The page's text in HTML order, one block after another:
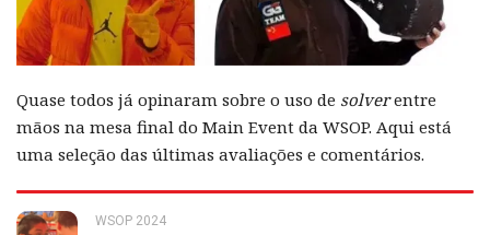
Quase todos já opinaram sobre o uso de solverentre
mãos na mesa final do Main Event da WSOP. Aqui está
uma seleção das últimas avaliações e comentários.
WSOP 2024